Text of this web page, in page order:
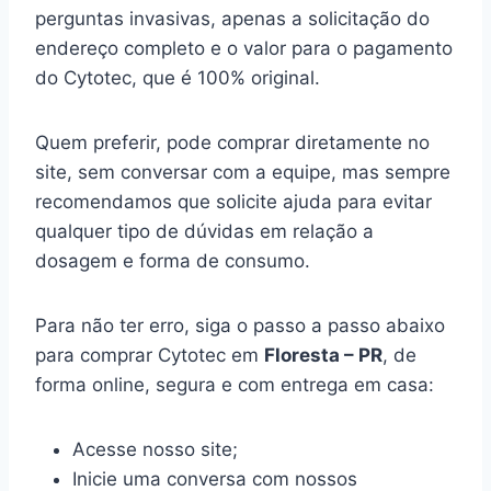
perguntas invasivas, apenas a solicitação do
endereço completo e o valor para o pagamento
do Cytotec, que é 100% original.
Quem preferir, pode comprar diretamente no
site, sem conversar com a equipe, mas sempre
recomendamos que solicite ajuda para evitar
qualquer tipo de dúvidas em relação a
dosagem e forma de consumo.
Para não ter erro, siga o passo a passo abaixo
para comprar Cytotec em Floresta – PR, de
forma online, segura e com entrega em casa:
Acesse nosso site;
Inicie uma conversa com nossos